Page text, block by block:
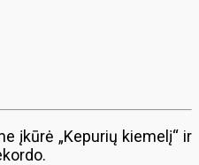
įkūrė „Kepurių kiemelį“ ir